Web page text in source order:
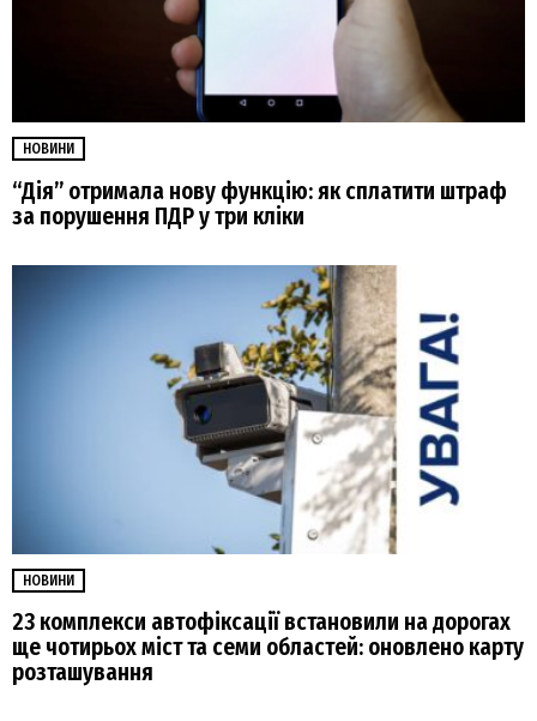
НОВИНИ
“Дія” отримала нову функцію: як сплатити штраф
за порушення ПДР у три кліки
НОВИНИ
23 комплекси автофіксації встановили на дорогах
ще чотирьох міст та семи областей: оновлено карту
розташування